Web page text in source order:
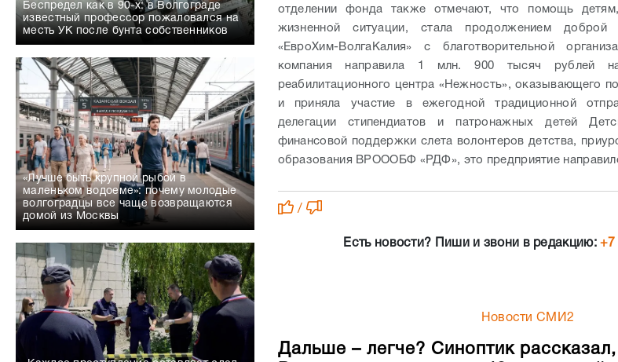
Беспредел как в 90-х: в Волгограде
известный профессор пожаловался на
месть УК после бунта собственников
«Лучше быть крупной рыбой в
маленьком водоеме»: почему молодые
волгоградцы все чаще возвращаются
домой из Москвы
отделении фонда также отмечают, что помощь
жизненной ситуации, стала продолжением доброй
«ЕвроХим-ВолгаКалия» с благотворительной
компания направила 1 млн. 900 тысяч рублей
реабилитационного центра «Нежность», оказывающего
и приняла участие в ежегодной традиционной
делегации стипендиатов и патронажных детей
финансовой поддержки слета волонтеров детства,
образования ВРОООБФ «РДФ», это предприятие
/
Есть новости? Пиши и звони в редакцию:+7
Новости СМИ2
Дальше – легче? Синоптик